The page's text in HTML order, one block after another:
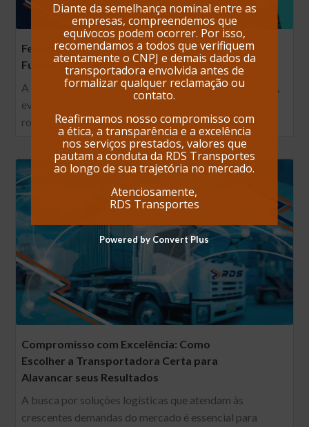
Fenatran 2024: RDS Conectando-se com o
Futuro do Transporte Rodoviário
A RDS Transportes marcou presença na Fenatran 2024,
evento de referência para o setor de transporte
rodoviário de cargas. Nossa equipe não apenas…
Compromisso com Excelência: Como
Escolher a Transportadora Certa para
Alavancar seus Resultados
A busca por soluções logísticas que atendam às
crescentes demandas do mercado é essencial para
Diante da semelhança nominal entre as
empresas, compreendemos que
equívocos podem ocorrer. Por isso,
recomendamos a todos que verifiquem
atentamente o CNPJ e demais dados da
transportadora envolvida antes de
formalizar qualquer reclamação ou
contato.
Reafirmamos nosso compromisso com
a ética, a transparência e a excelência
nos serviços prestados, valores que
pautam a conduta da RDS Transportes
ao longo de sua trajetória no mercado.
Atenciosamente,
RDS Transportes
Powered by Convert Plus